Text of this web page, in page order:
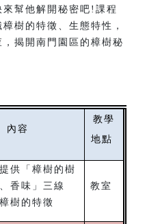
幫他解開秘密吧!課程
樹的特徵、生態特性，
揭開南門園區的樟樹秘
內容
教學
地點
供「樟樹的樹
香味」三線
樹的特徵
教室